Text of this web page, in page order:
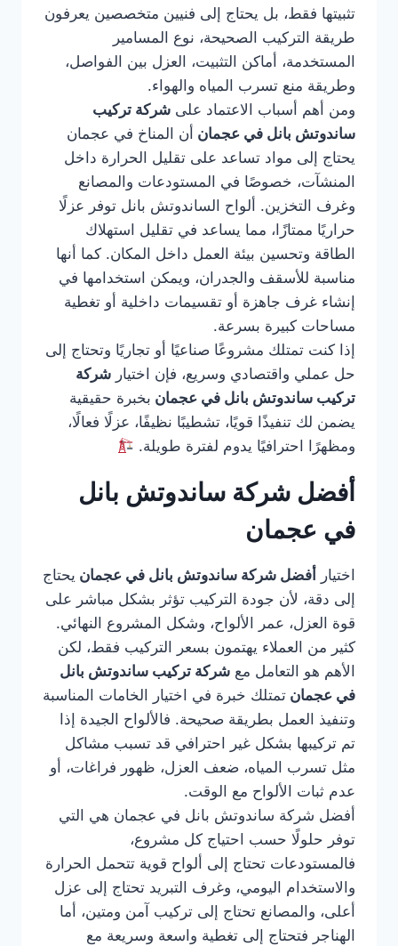
تثبيتها فقط، بل يحتاج إلى فنيين متخصصين يعرفون
طريقة التركيب الصحيحة، نوع المسامير
المستخدمة، أماكن التثبيت، العزل بين الفواصل،
وطريقة منع تسرب المياه والهواء.
ومن أهم أسباب الاعتماد على شركة تركيب
ساندوتش بانل في عجمان أن المناخ في عجمان
يحتاج إلى مواد تساعد على تقليل الحرارة داخل
المنشآت، خصوصًا في المستودعات والمصانع
وغرف التخزين. ألواح الساندوتش بانل توفر عزلًا
حراريًا ممتازًا، مما يساعد في تقليل استهلاك
الطاقة وتحسين بيئة العمل داخل المكان. كما أنها
مناسبة للأسقف والجدران، ويمكن استخدامها في
إنشاء غرف جاهزة أو تقسيمات داخلية أو تغطية
مساحات كبيرة بسرعة.
إذا كنت تمتلك مشروعًا صناعيًا أو تجاريًا وتحتاج إلى
حل عملي واقتصادي وسريع، فإن اختيار شركة
تركيب ساندوتش بانل في عجمان بخبرة حقيقية
يضمن لك تنفيذًا قويًا، تشطيبًا نظيفًا، عزلًا فعالًا،
ومظهرًا احترافيًا يدوم لفترة طويلة.
أفضل شركة ساندوتش بانل
في عجمان
اختيار أفضل شركة ساندوتش بانل في عجمان يحتاج
إلى دقة، لأن جودة التركيب تؤثر بشكل مباشر على
قوة العزل، عمر الألواح، وشكل المشروع النهائي.
كثير من العملاء يهتمون بسعر التركيب فقط، لكن
الأهم هو التعامل مع شركة تركيب ساندوتش بانل
في عجمان تمتلك خبرة في اختيار الخامات المناسبة
وتنفيذ العمل بطريقة صحيحة. فالألواح الجيدة إذا
تم تركيبها بشكل غير احترافي قد تسبب مشاكل
مثل تسرب المياه، ضعف العزل، ظهور فراغات، أو
عدم ثبات الألواح مع الوقت.
أفضل شركة ساندوتش بانل في عجمان هي التي
توفر حلولًا حسب احتياج كل مشروع،
فالمستودعات تحتاج إلى ألواح قوية تتحمل الحرارة
والاستخدام اليومي، وغرف التبريد تحتاج إلى عزل
أعلى، والمصانع تحتاج إلى تركيب آمن ومتين، أما
الهناجر فتحتاج إلى تغطية واسعة وسريعة مع